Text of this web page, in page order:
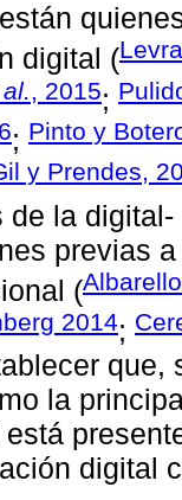
digital (
, 2015;
; Pinto y
y Prendes,
de la
previas
(
2014;
que,
la
digital